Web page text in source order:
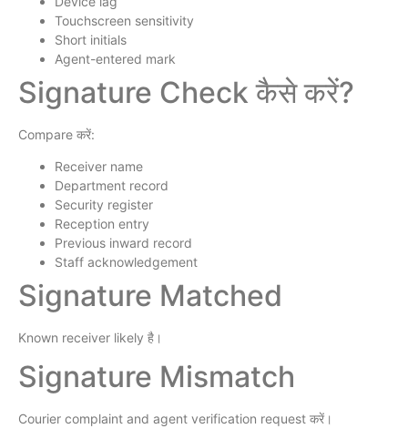
Touchscreen sensitivity
Short initials
Agent-entered mark
Signature Check कैसे करें?
Compare करें:
Receiver name
Department record
Security register
Reception entry
Previous inward record
Staff acknowledgement
Signature Matched
Known receiver likely है।
Signature Mismatch
Courier complaint and agent verification request करें।